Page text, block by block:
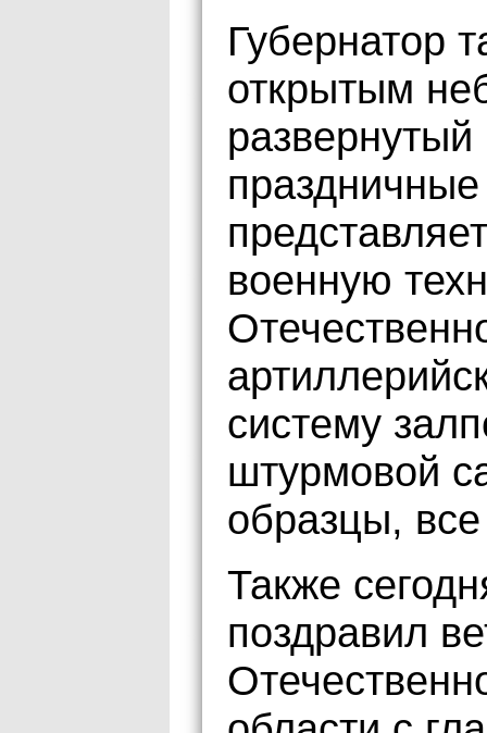
Губернатор
открытым
военную
систему
штурмовой
образцы,
Также
поздравил